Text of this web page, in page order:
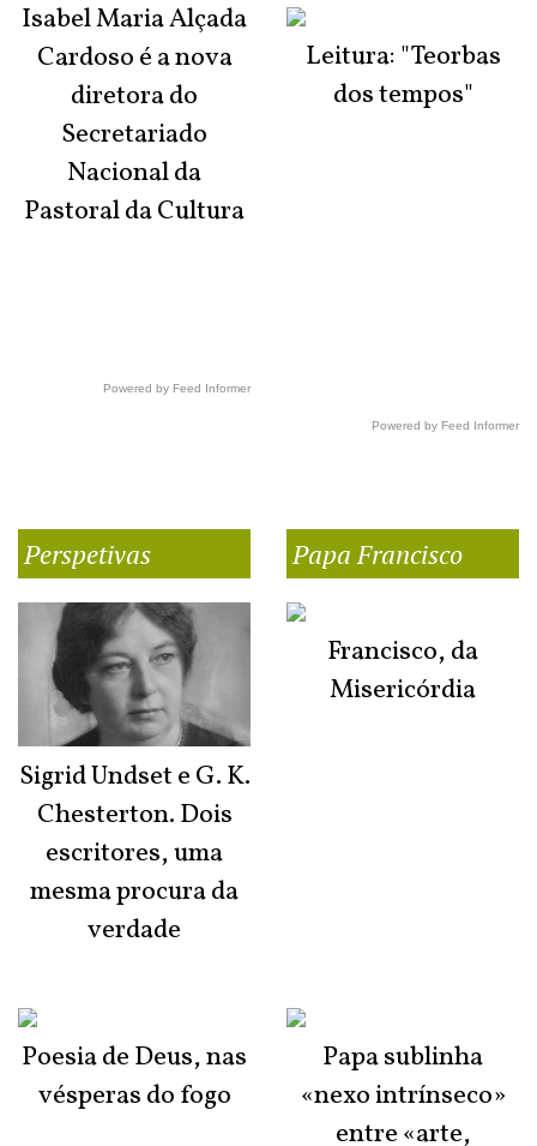
Isabel Maria Alçada
Cardoso é a nova
diretora do
Secretariado
Nacional da
Pastoral da Cultura
Powered by Feed Informer
Leitura: "Teorbas
dos tempos"
Powered by Feed Informer
Perspetivas
Sigrid Undset e G. K.
Chesterton. Dois
escritores, uma
mesma procura da
verdade
Poesia de Deus, nas
vésperas do fogo
Papa Francisco
Francisco, da
Misericórdia
Papa sublinha
«nexo intrínseco»
entre «arte,